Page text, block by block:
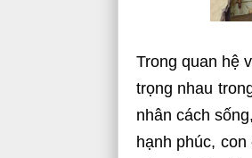
Trong quan hệ
trọng nhau
nhân cách
hạnh phúc,